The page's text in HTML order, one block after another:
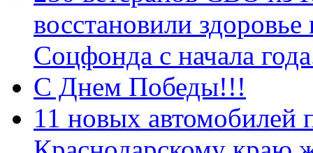
восстановили
Соцфонда с начала
С Днем Победы!!!
11 новых автомобилей